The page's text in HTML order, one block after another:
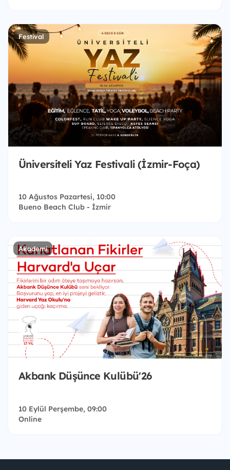
Festival
Üniversiteli Yaz Festivali (İzmir-Foça)
10 Ağustos Pazartesi, 10:00
Bueno Beach Club - İzmir
Akademi
Akbank Düşünce Kulübü'26
10 Eylül Perşembe, 09:00
Online